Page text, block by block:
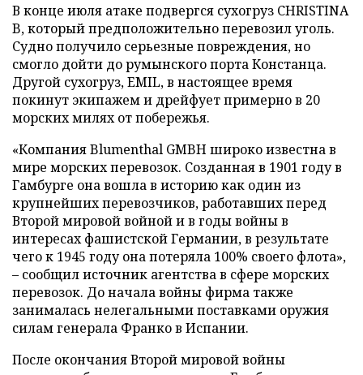
В конце июля атаке подвергся сухогруз CHRISTINA
B, который предположительно перевозил уголь.
Судно получило серьезные повреждения, но
смогло дойти до румынского порта Констанца.
Другой сухогруз, EMIL, в настоящее время
покинут экипажем и дрейфует примерно в 20
морских милях от побережья.
«Компания Blumenthal GMBH широко известна в
мире морских перевозок. Созданная в 1901 году в
Гамбурге она вошла в историю как один из
крупнейших перевозчиков, работавших перед
Второй мировой войной и в годы войны в
интересах фашистской Германии, в результате
чего к 1945 году она потеряла 100% своего флота»,
– сообщил источник агентства в сфере морских
перевозок. До начала войны фирма также
занималась нелегальными поставками оружия
силам генерала Франко в Испании.
После окончания Второй мировой войны